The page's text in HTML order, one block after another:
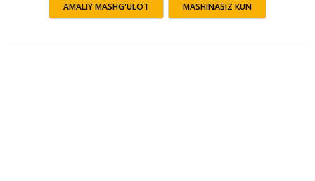
AMALIY MASHG'ULOT MASHINASIZ KUN